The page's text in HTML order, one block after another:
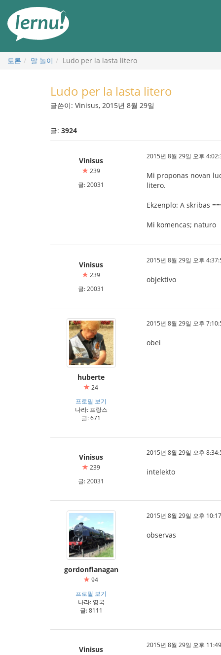
토론 말 놀이 Ludo per la lasta litero
Ludo per la lasta litero
글쓴이: Vinisus, 2015년 8월 29일
글: 3924
Vinisus
239
글: 20031
2015년 8월 29일 오후
Mi proponas novan
litero.
Ekzenplo: A skribas
Mi komencas; naturo
Vinisus
239
글: 20031
2015년 8월 29일 오후
objektivo
huberte
24
프로필 보기
나라: 프랑스
글: 671
2015년 8월 29일 오후
obei
Vinisus
239
글: 20031
2015년 8월 29일 오후
intelekto
gordonflanagan
94
프로필 보기
나라: 영국
글: 8111
2015년 8월 29일 오후
observas
Vinisus 2015년 8월 29일 오후